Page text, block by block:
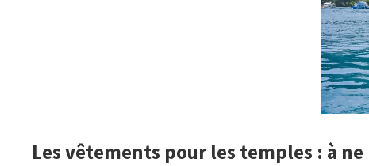
Les vêtements pour les temples : à